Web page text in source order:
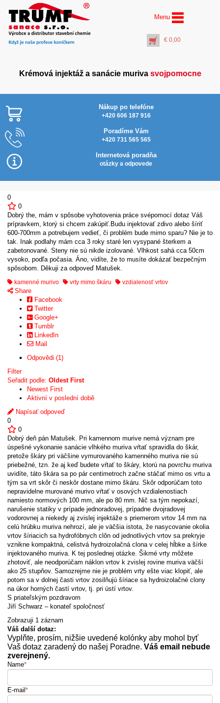
Menu
€ 0,00
Krémová injektáž a sanácie muriva svojpomocne
Nákup po telefóne
+420 606 187 916
Poradíme Vám
+420 731 565 565
Internetová poradňa
otázky a odpovede
0
0
Dobrý the, mám v spôsobe vyhotovenia práce svépomocí dotaz Váš
prípravkem, ktorý si chcem zakúpiť.Budu injektovať zdivo alebo šíriť
600-700mm a potrebujem vedieť, či problém bude mimo sparu? Nie je to
tak. Inak podlahy mám cca 3 roky staré len vysypané šterkem a
zabetonované. Steny nie sú nikde izolované. Vlhkost sahá cca 50cm
vysoko, podľa počasia. Áno, vidíte, že to musíte dokázať bezpečným
spôsobom. Děkuji za odpoveď Matušek.
kamenné murivo vrty mimo škáru vzdialenosť vrtov
Share
Facebook
Twitter
Google+
Tumblr
LinkedIn
Mail
Odpovědi (1)
Filter
Seřadit podle: Oldest First
Newest First
Aktivní v poslední době
Napísať odpoveď
0
0
Dobrý deň pán Matušek. Pri kamennom murive nemá význam pre
úspešné vykonanie sanácie vlhkého muriva vŕtať spravidla do škár,
pretože škáry pri väčšine vymurovaného kamenného muriva nie sú
priebežné, tzn. že aj keď budete vŕtať to škáry, ktorú na povrchu muriva
uvidíte, táto škára sa po pár centimetroch začne stáčať mimo os vrtu a
tým sa vrt skôr či neskôr dostane mimo škáru. Skôr odporúčam toto
nepravidelne murované murivo vŕtať v osových vzdialenostiach
namiesto normových 100 mm, ale po 80 mm. Nič sa tým nepokazí,
narušenie statiky v prípade jednoradovej, prípadne dvojradovej
vodorovnej a niekedy aj zvislej injektáže s priemerom vrtov 14 mm na
celú hrúbku muriva nehrozí, ale je väčšia istota, že nasycovanie okolia
vrtov šíriacich sa hydrofóbnych clôn od jednotlivých vrtov sa prekryje
vznikne kompaktná, celistvá hydroizolačná clona v celej hĺbke a šírke
injektovaného muriva. K tej poslednej otázke. Šikmé vrty môžete
zhotoviť, ale neodporúčam náklon vrtov k zvislej rovine muriva väčší
ako 25 stupňov. Samozrejme nie je problém vrty ešte viac klopiť, ale
potom sa v dolnej časti vrtov zosilňujú šíriace sa hydroizolačné clony
na úkor horných častí vrtov, tj. pri ústí vrtov.
S priateľským pozdravom
Jiří Schwarz – konateľ spoločnosť
Zobrazuji 1 záznam
Váš další dotaz:
Vyplňte, prosím, nižšie uvedené kolónky aby mohol byť
Vaš dotaz zaradený do našej Poradne. Váš email nebude
zverejnený.
Name*
E-mail *
AquaStop Cream® – 6x
salám 0,5 litra
€107,00